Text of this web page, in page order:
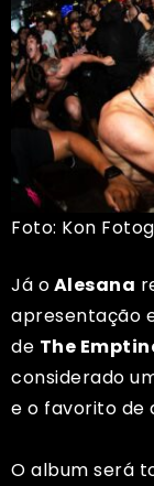
Foto: Kon
Já oAlesana
apresentação
de The
considerado
e o favorito de
O album será